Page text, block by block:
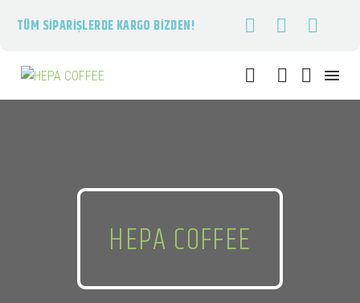
TÜM SIPARIŞLERDE KARGO BIZDEN!
HEPA COFFEE